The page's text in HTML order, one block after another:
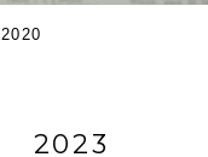
2020
2023